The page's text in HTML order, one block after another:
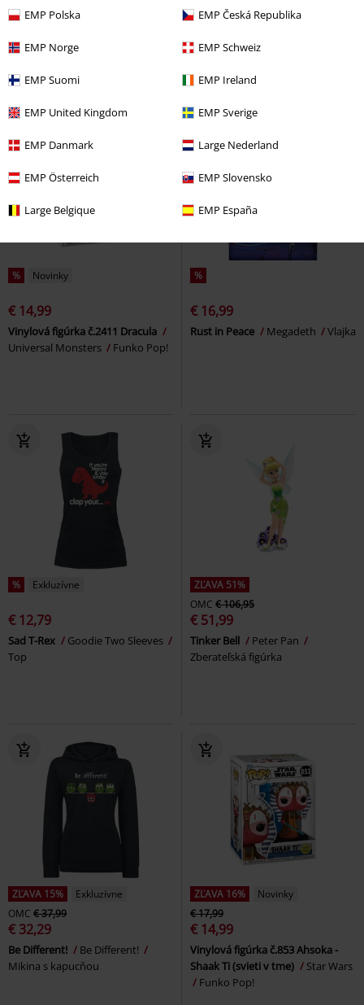
EMP Polska EMP Česká Republika
EMP Norge EMP Schweiz
EMP Suomi EMP Ireland
EMP United Kingdom EMP Sverige
EMP Danmark Large Nederland
EMP Österreich EMP Slovensko
Large Belgique EMP España
Wednesday - Playing Cello
Vinylová figúrka č.97 Harry Kane
Funko Pop!
% Novinky
€ 14,99
Vinylová figúrka č.2411 Dracula
Universal Monsters
Funko Pop!
%
€ 16,99
Rust in Peace Megadeth Vlajka
% Exkluzívne
€ 12,79
Sad T-Rex
Goodie Two Sleeves
Top
ZĽAVA 51%
OMC € 106,95
€ 51,99
Tinker Bell
Peter Pan
Zberateľská figúrka
ZĽAVA 15%
Exkluzívne
OMC € 37,99
€ 32,29
Be Different!
Be Different!
Mikina s kapucňou
ZĽAVA 16%
Novinky
€ 17,99
€ 14,99
Vinylová figúrka č.853 Ahsoka -
Shaak Ti (svieti v tme)
Star Wars
Funko Pop!